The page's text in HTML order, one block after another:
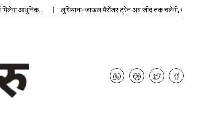
आधुनिक… लुधियाना-जाखल पैसेंजर ट्रेन अब जींद तक चलेगी, बढ़ेगी…